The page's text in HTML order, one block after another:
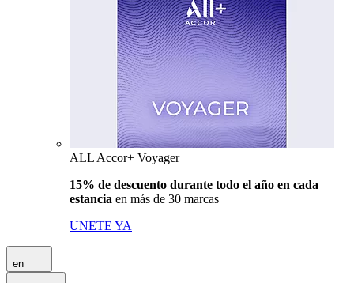
ALL Accor+ Voyager
15% de descuento durante todo el año en cada
estancia en más de 30 marcas
UNETE YA
en